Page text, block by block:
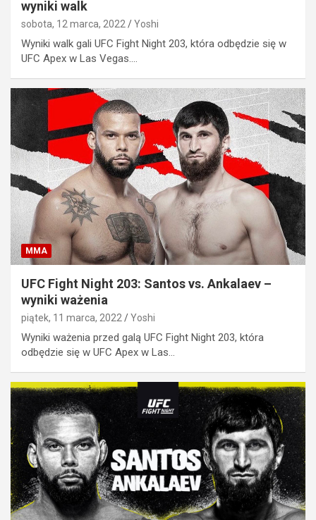
wyniki walk
sobota, 12 marca, 2022 Yoshi
Wyniki walk gali UFC Fight Night 203, która odbędzie się w
UFC Apex w Las Vegas.…
MMA
UFC Fight Night 203: Santos vs. Ankalaev –
wyniki ważenia
piątek, 11 marca, 2022 Yoshi
Wyniki ważenia przed galą UFC Fight Night 203, która
odbędzie się w UFC Apex w Las…